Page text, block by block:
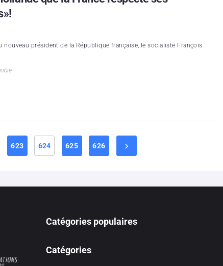
président de la République française, le socialiste François
623 624 625 626
Catégories populaires
Catégories